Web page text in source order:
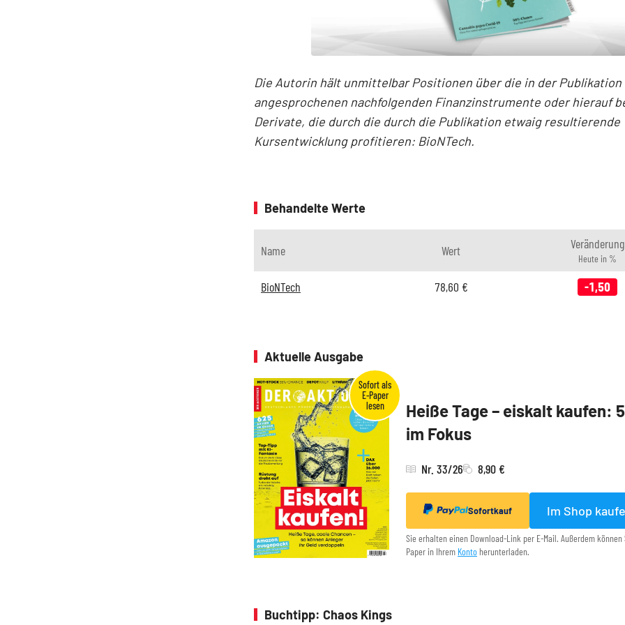
Die Autorin hält unmittelbar Positionen über die in der Publikation
angesprochenen nachfolgenden Finanzinstrumente oder hierauf
Derivate, die durch die durch die Publikation etwaig resultierende
Kursentwicklung profitieren: BioNTech.
Behandelte Werte
Name Wert Veränderung
Heute in %
BioNTech 78,60 € -1,50
Aktuelle Ausgabe
Heiße Tage – eiskalt kaufen:
im Fokus
Nr. 33/26 8,90 €
Sofortkauf Im Shop
Sie erhalten einen Download-Link per E-Mail. Außerdem
Paper in Ihrem Konto herunterladen.
Buchtipp: Chaos Kings